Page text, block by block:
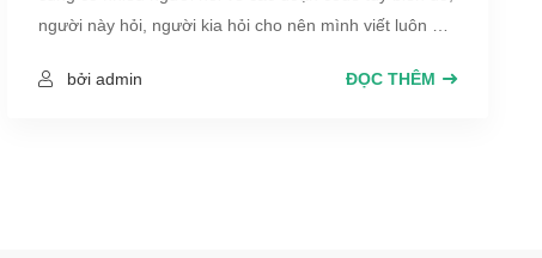
người này hỏi, người kia hỏi cho nên mình viết luôn bài
luônbởi admin ĐỌC THÊM